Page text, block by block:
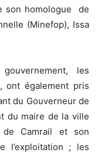
son homologue de
(Minefop), Issa
les
ont également pris
du Gouverneur de
du maire de la ville
Camrail et son
l’exploitation ; les